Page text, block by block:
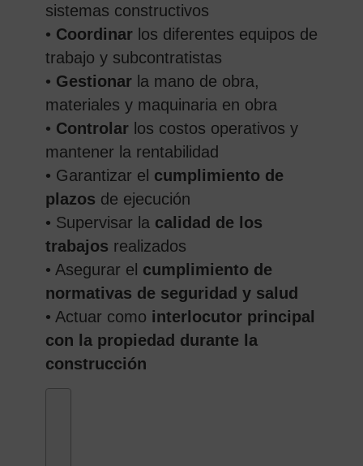
sistemas constructivos
• Coordinarlos diferentes equipos de
trabajo y subcontratistas
• Gestionar la mano de obra,
materiales y maquinaria en obra
• Controlarlos costos operativos y
mantener la rentabilidad
• Garantizar el cumplimiento de
plazos de ejecución
• Supervisar la calidad de los
trabajos realizados
• Asegurar el cumplimiento de
normativas de seguridad y salud
• Actuar como interlocutor principal
con la propiedad durante la
construcción